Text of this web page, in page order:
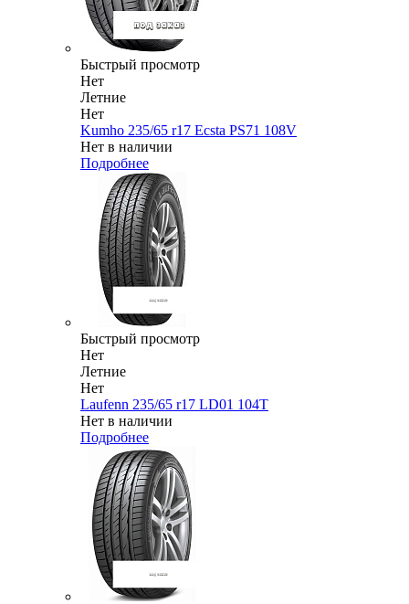
Быстрый просмотр
Нет
Летние
Нет
Kumho 235/65 r17 Ecsta PS71 108V
Нет в наличии
Подробнее
Быстрый просмотр
Нет
Летние
Нет
Laufenn 235/65 r17 LD01 104T
Нет в наличии
Подробнее